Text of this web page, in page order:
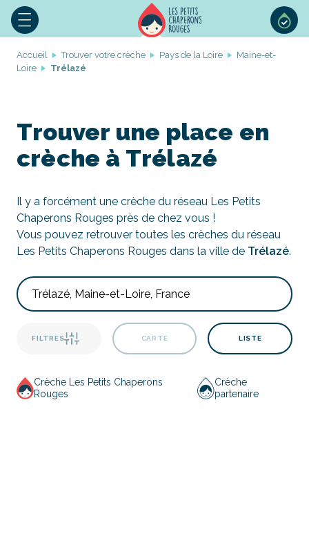
Accueil Trouver votre crèche Pays de la Loire
Maine-et-
Loire
Trélazé
Trouver une place en
crèche à Trélazé
Il y a forcément une crèche du réseau Les Petits
Chaperons Rouges près de chez vous !
Vous pouvez retrouver toutes les crèches du réseau
Les Petits Chaperons Rouges dans la ville de Trélazé.
FILTRES CARTE LISTE
Crèche Les Petits Chaperons
Rouges
Crèche
partenaire